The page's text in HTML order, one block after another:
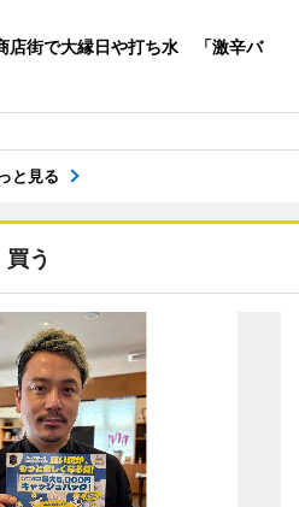
店街で大縁日や打ち水 「激辛バ
と見る
買う